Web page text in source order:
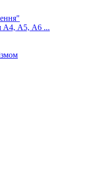
А4, А5, А6 ...